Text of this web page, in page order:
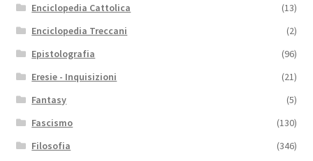
Enciclopedia Cattolica
(13)
Enciclopedia Treccani
(2)
Epistolografia
(96)
Eresie - Inquisizioni
(21)
Fantasy
(5)
Fascismo
(130)
Filosofia
(346)